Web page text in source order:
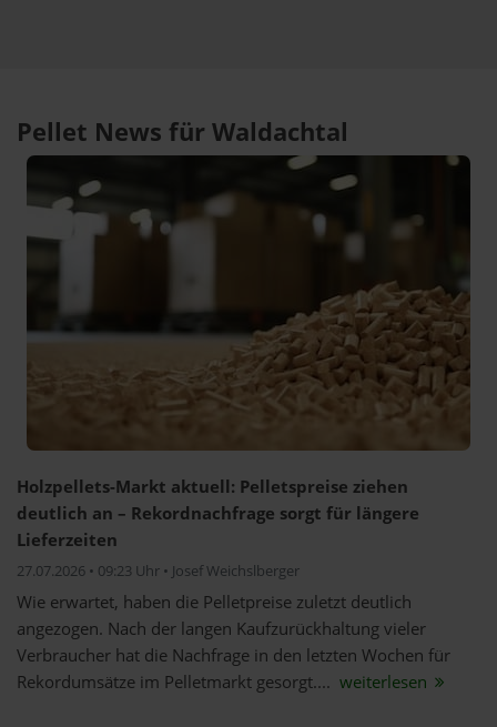
Pellet News für Waldachtal
Holzpellets-Markt aktuell: Pelletspreise ziehen
deutlich an – Rekordnachfrage sorgt für längere
Lieferzeiten
27.07.2026 • 09:23 Uhr • Josef Weichslberger
Wie erwartet, haben die Pelletpreise zuletzt deutlich
angezogen. Nach der langen Kaufzurückhaltung vieler
Verbraucher hat die Nachfrage in den letzten Wochen für
Rekordumsätze im Pelletmarkt gesorgt.... weiterlesen